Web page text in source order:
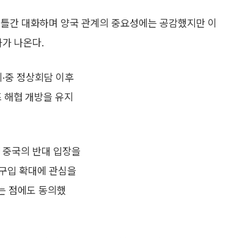
대화하며 양국 관계의 중요성에는 공감했지만 이
나온다.
중 정상회담 이후
협 개방을 유지
국의 반대 입장을
입 확대에 관심을
점에도 동의했